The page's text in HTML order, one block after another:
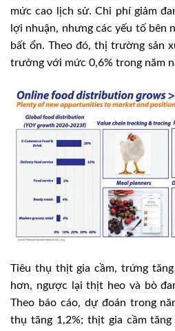
mức cao lịch sử. Chi phí giảm
lợi nhuận, nhưng các yếu tố bên
bất ổn. Theo đó, thị trường sản
trưởng với mức 0,6% trong năm
Tiêu thụ thịt gia cầm, trứng
hơn, ngược lại thịt heo và bò
Theo báo cáo, dự đoán trong
thụ tăng 1,2%; thịt gia cầm